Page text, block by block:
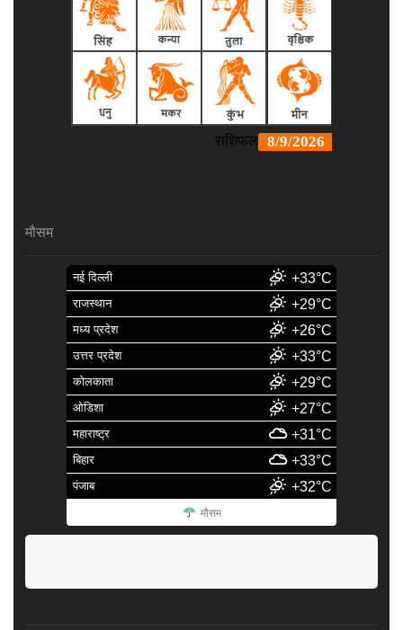
मौसम
नई दिल्ली +33°C
राजस्थान +29°C
मध्य प्रदेश +26°C
उत्तर प्रदेश +33°C
कोलकाता +29°C
ओडिशा +27°C
महाराष्ट्र +31°C
बिहार +33°C
पंजाब +32°C
मौसम